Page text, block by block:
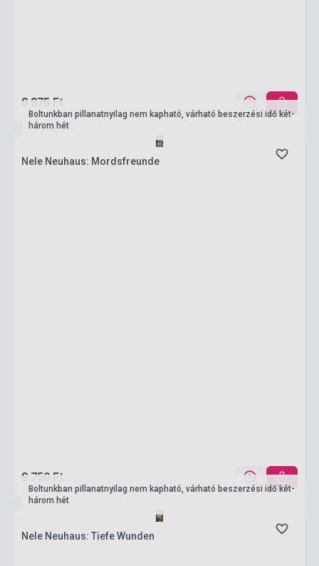
8 875 Ft
Boltunkban pillanatnyilag nem kapható, várható beszerzési idő két-
három hét
Nele Neuhaus: Mordsfreunde
8 750 Ft
Boltunkban pillanatnyilag nem kapható, várható beszerzési idő két-
három hét
Nele Neuhaus: Tiefe Wunden